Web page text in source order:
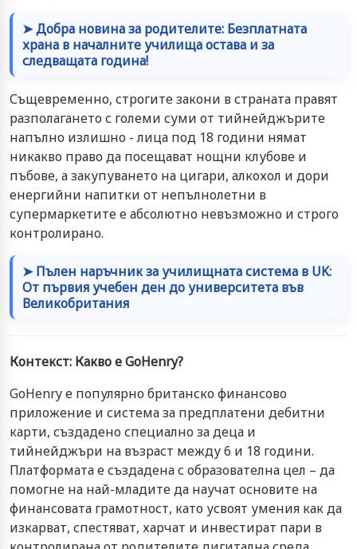
➤ Добра новина за родителите: Безплатната
храна в началните училища остава и за
следващата година!
Същевременно, строгите закони в страната правят
разполагането с големи суми от тийнейджърите
напълно излишно - лица под 18 години нямат
никакво право да посещават нощни клубове и
пъбове, а закупуването на цигари, алкохол и дори
енергийни напитки от непълнолетни в
супермаркетите е абсолютно невъзможно и строго
контролирано.
➤ Пълен наръчник за училищната система в UK:
От първия учебен ден до университета във
Великобритания
Контекст: Какво е GoHenry?
GoHenry е популярно британско финансово
приложение и система за предплатени дебитни
карти, създадено специално за деца и
тийнейджъри на възраст между 6 и 18 години.
Платформата е създадена с образователна цел – да
помогне на най-младите да научат основите на
финансовата грамотност, като усвоят умения как да
изкарват, спестяват, харчат и инвестират пари в